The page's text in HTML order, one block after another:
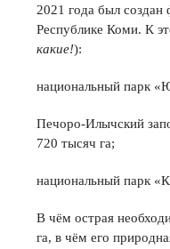
2021 года был создан
Республике Коми. К
какие!):
национальный парк
Печоро-Илычский
720 тысяч га;
национальный парк
В чём острая
га, в чём его